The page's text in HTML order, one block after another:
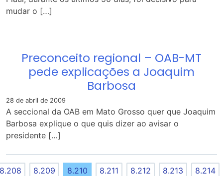
mudar o […]
Preconceito regional – OAB-MT
pede explicações a Joaquim
Barbosa
28 de abril de 2009
A seccional da OAB em Mato Grosso quer que Joaquim
Barbosa explique o que quis dizer ao avisar o
presidente […]
8.208 8.209 8.210 8.211 8.212 8.213 8.214